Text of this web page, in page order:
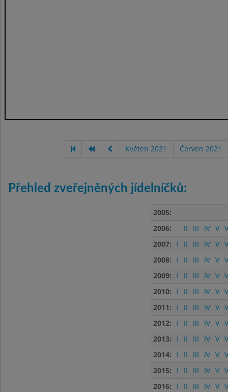
Květen 2021 Červen 2021
Přehled zveřejněných jídelníčků:
2005:
2006:
II III IV V
2007:
I II III IV V
2008:
I II III IV V
2009:
I II III IV V
2010:
I II III IV V
2011:
I II III IV V
2012:
I II III IV V
2013:
I II III IV V
2014:
I II III IV V
2015:
I II III IV V
2016:
I II III IV V